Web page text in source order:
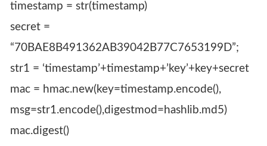
timestamp = str(timestamp)
secret =
“70BAE8B491362AB39042B77C7653199D”;
str1 = ‘timestamp’+timestamp+’key’+key+secret
mac = hmac.new(key=timestamp.encode(),
msg=str1.encode(),digestmod=hashlib.md5)
mac.digest()